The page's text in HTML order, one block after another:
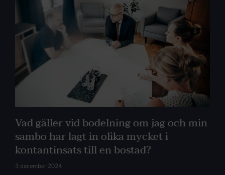
Vad gäller vid bodelning om jag och min
sambo har lagt in olika mycket i
kontantinsats till en bostad?
3 december 2024